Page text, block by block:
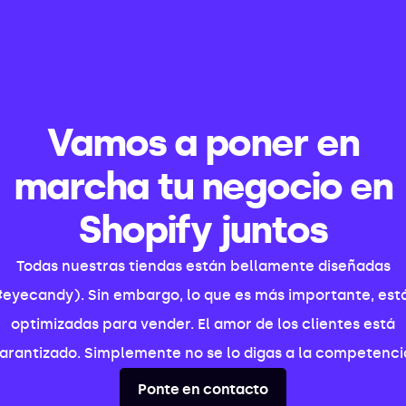
Vamos a poner en
marcha tu negocio en
Shopify juntos
Todas nuestras tiendas están bellamente diseñadas
Sin embargo, lo que es más importante,
optimizadas para vender. El amor de los clientes está
Simplemente no se lo digas a la
Ponte en contacto